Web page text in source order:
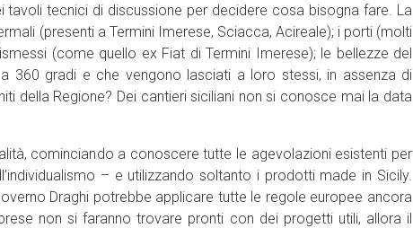
tecnici di discussione per decidere cosa bisogna fare. La
(presenti a Termini Imerese, Sciacca, Acireale); i porti (molti
(come quello ex Fiat di Termini Imerese); le bellezze del
360 gradi e che vengono lasciati a loro stessi, in assenza di
della Regione? Dei cantieri siciliani non si conosce mai la data
cominciando a conoscere tutte le agevolazioni esistenti per
– e utilizzando soltanto i prodotti made in Sicily.
Draghi potrebbe applicare tutte le regole europee ancora
non si faranno trovare pronti con dei progetti utili, allora il